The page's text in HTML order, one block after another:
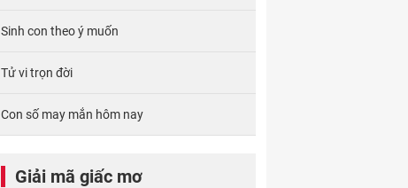
Sinh con theo ý muốn
Tử vi trọn đời
Con số may mắn hôm nay
Giải mã giấc mơ